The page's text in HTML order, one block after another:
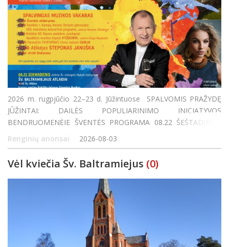
2026 m. rugpjūčio 22–23 d. Jūžintuose SPALVOMIS PRAŽYDĘ
JŪŽINTAI: DAILĖS POPULIARINIMO INICIATYVOS
BENDRUOMENĖJE ŠVENTĖS PROGRAMA 08.22 ŠEŠTADIENIS
Jūžinto ežero paplūdimyje SPALVINGA JUDESIO IR AZARTO
ERDVĖ 8:00–12:00 Žvejybos varžybos Išankstinė r
Renginių anonsai 2026-08-03
Vėl kviečia Šv. Baltramiejus (0)